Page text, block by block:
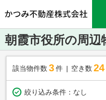
朝霞市役所の周辺
該当物件数 3件 空き数 24
絞り込み条件： なし